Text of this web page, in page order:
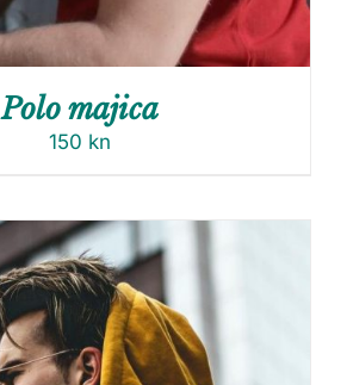
Polo majica
150 kn